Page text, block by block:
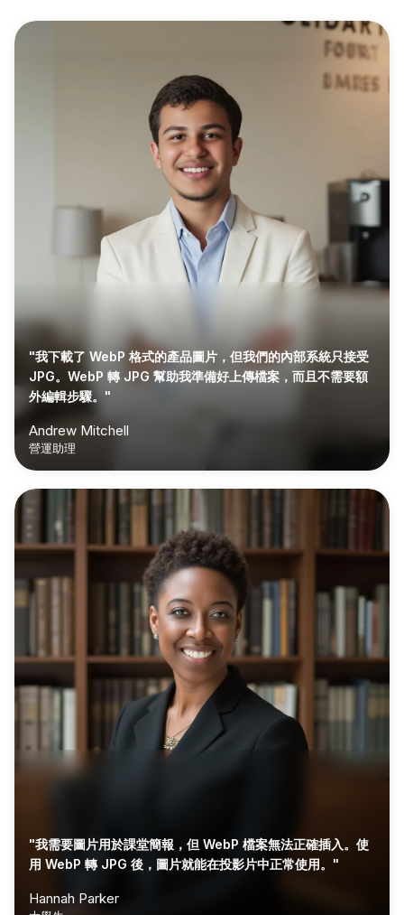
"我下載了 WebP 格式的產品圖片，但我們的內部系統只接受
JPG。WebP 轉 JPG 幫助我準備好上傳檔案，而且不需要額
外編輯步驟。"
Andrew Mitchell
營運助理
"我需要圖片用於課堂簡報，但 WebP 檔案無法正確插入。使
用 WebP 轉 JPG 後，圖片就能在投影片中正常使用。"
Hannah Parker